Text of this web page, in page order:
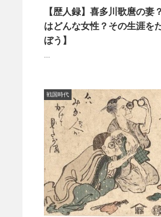
【歴人録】喜多川歌麿の妻
はどんな女性？その生涯を
ぼう】
...
戦国時代